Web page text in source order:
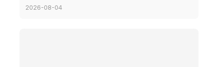
2026-08-04